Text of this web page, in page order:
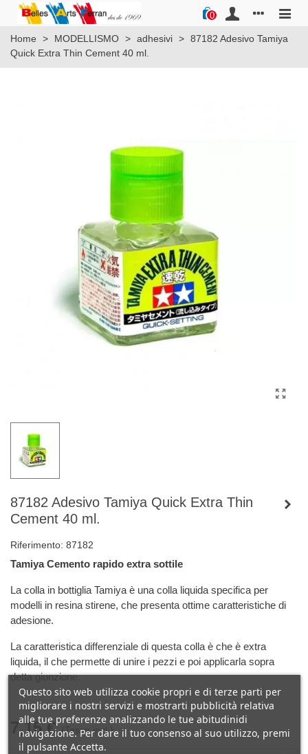
0
Home > MODELLISMO > adhesivi > 87182 Adesivo Tamiya
Quick Extra Thin Cement 40 ml.
87182 Adesivo Tamiya Quick Extra Thin
Cement 40 ml.
Riferimento: 87182
Tamiya Cemento rapido extra sottile
La colla in bottiglia Tamiya è una colla liquida specifica per
modelli in resina stirene, che presenta ottime caratteristiche di
adesione.
La caratteristica differenziale di questa colla è che è extra
liquida, il che permette di unire i pezzi e poi applicarla sopra
detta giunzione.
7,15 € (Tasse incl.)
Questo sito web utilizza cookie propri e di terze parti per
migliorare i nostri servizi e mostrarti pubblicità relativa
alle tue preferenze analizzando le tue abitudinidi
navigazione. Per dare il tuo consenso al suo utilizzo, premi
il pulsante Accetta.